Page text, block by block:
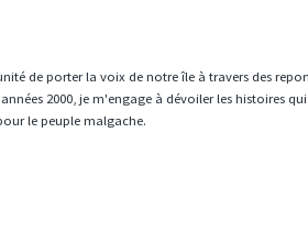
de porter la voix de notre île à travers des
2000, je m'engage à dévoiler les histoires qui
le peuple malgache.